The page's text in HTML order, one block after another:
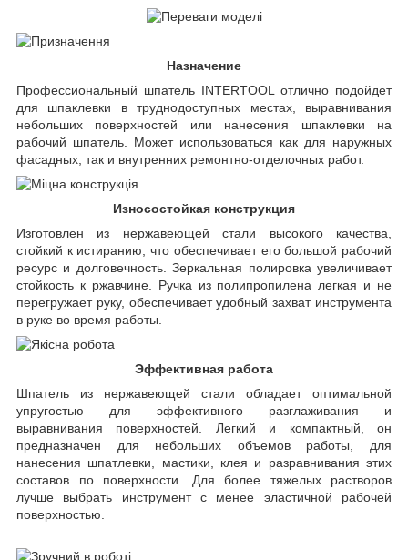
Назначение
Профессиональный шпатель INTERTOOL отлично подойдет
для шпаклевки в труднодоступных местах, выравнивания
небольших поверхностей или нанесения шпаклевки на
рабочий шпатель. Может использоваться как для наружных
фасадных, так и внутренних ремонтно-отделочных работ.
Износостойкая конструкция
Изготовлен из нержавеющей стали высокого качества,
стойкий к истиранию, что обеспечивает его большой рабочий
ресурс и долговечность. Зеркальная полировка увеличивает
стойкость к ржавчине. Ручка из полипропилена легкая и не
перегружает руку, обеспечивает удобный захват инструмента
в руке во время работы.
Эффективная работа
Шпатель из нержавеющей стали обладает оптимальной
упругостью для эффективного разглаживания и
выравнивания поверхностей. Легкий и компактный, он
предназначен для небольших объемов работы, для
нанесения шпатлевки, мастики, клея и разравнивания этих
составов по поверхности. Для более тяжелых растворов
лучше выбрать инструмент с менее эластичной рабочей
поверхностью.